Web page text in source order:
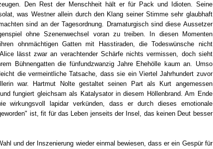
Den Rest der Menschheit hält er für Pack und Idioten. Seine
was Westner allein durch den Klang seiner Stimme sehr glaubhaft
sind an der Tagesordnung. Dramaturgisch sind diese Aussetzer
ohne Szenenwechsel voran zu treiben. In diesen Momenten
ohnmächtigen Gatten mit Hasstiraden, die Todeswünsche nicht
lässt zwar an verachtender Schärfe nichts vermissen, doch sieht
Bühnengatten die fünfundzwanzig Jahre Ehehölle kaum an. Umso
die vermeintliche Tatsache, dass sie ein Viertel Jahrhundert zuvor
war. Hartmut Nolte gestaltet seinen Part als Kurt angemessen
fungiert gleichsam als Katalysator in diesem Höllenbrand. Am Ende
wirkungsvoll lapidar verkünden, dass er durch dieses emotionale
ist, fit für das Leben jenseits der Insel, das keinen Deut besser
und der Inszenierung wieder einmal bewiesen, dass er ein Gespür für